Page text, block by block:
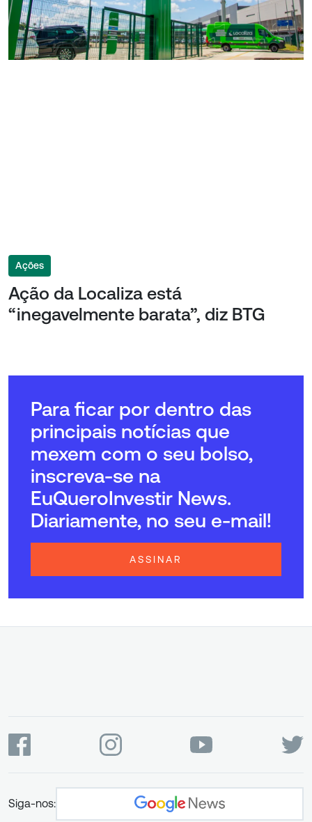
Ações
Ação da Localiza está
“inegavelmente barata”, diz BTG
Para ficar por dentro das
principais notícias que
mexem com o seu bolso,
inscreva-se na
EuQueroInvestir News.
Diariamente, no seu e-mail!
ASSINAR
Siga-nos: